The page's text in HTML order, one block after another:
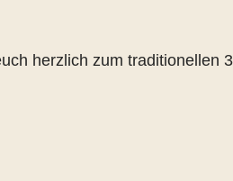
herzlich zum